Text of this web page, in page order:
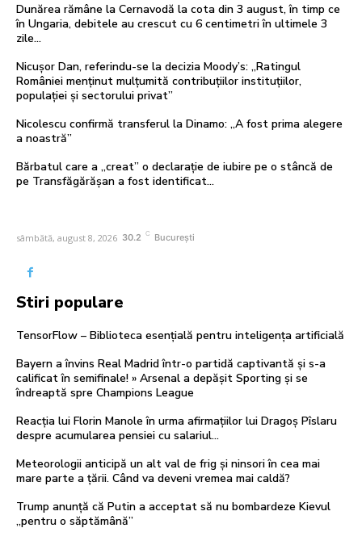
Dunărea rămâne la Cernavodă la cota din 3 august, în timp ce
în Ungaria, debitele au crescut cu 6 centimetri în ultimele 3
zile...
Nicușor Dan, referindu-se la decizia Moody’s: „Ratingul
României menținut mulțumită contribuțiilor instituțiilor,
populației și sectorului privat”
Nicolescu confirmă transferul la Dinamo: „A fost prima alegere
a noastră”
Bărbatul care a „creat” o declarație de iubire pe o stâncă de
pe Transfăgărășan a fost identificat…
sâmbătă, august 8, 2026 30.2 C București
Stiri populare
TensorFlow – Biblioteca esențială pentru inteligența artificială
Bayern a învins Real Madrid într-o partidă captivantă și s-a
calificat în semifinale! » Arsenal a depășit Sporting și se
îndreaptă spre Champions League
Reacția lui Florin Manole în urma afirmațiilor lui Dragoș Pîslaru
despre acumularea pensiei cu salariul…
Meteorologii anticipă un alt val de frig și ninsori în cea mai
mare parte a țării. Când va deveni vremea mai caldă?
Trump anunță că Putin a acceptat să nu bombardeze Kievul
„pentru o săptămână”